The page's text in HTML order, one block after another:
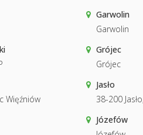
Garwolin
Garwolin
Grójec
Grójec
Więźniów
Jasło
38-200
Józefów